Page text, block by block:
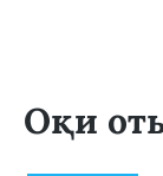
Оқи